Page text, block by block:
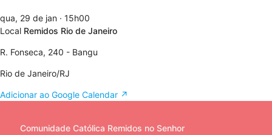
qua, 29 de jan · 15h00
Local Remidos Rio de Janeiro
R. Fonseca, 240 - Bangu
Rio de Janeiro/RJ
Adicionar ao Google Calendar ↗
Comunidade Católica Remidos no Senhor